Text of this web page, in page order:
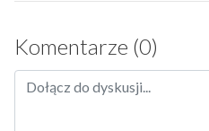
Komentarze (0)